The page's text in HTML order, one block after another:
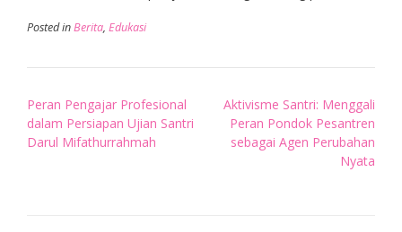
Posted inBerita, Edukasi
Post
navigation
Peran Pengajar Profesional
dalam Persiapan Ujian Santri
Darul Mifathurrahmah
Aktivisme Santri: Menggali
Peran Pondok Pesantren
sebagai Agen Perubahan
Nyata